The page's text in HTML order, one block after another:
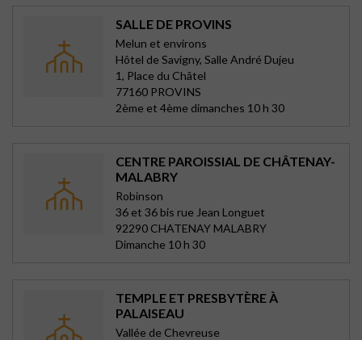
SALLE DE PROVINS
Melun et environs
Hôtel de Savigny, Salle André Dujeu
1, Place du Châtel
77160 PROVINS
2ème et 4ème dimanches 10 h 30
CENTRE PAROISSIAL DE CHÂTENAY-
MALABRY
Robinson
36 et 36 bis rue Jean Longuet
92290 CHATENAY MALABRY
Dimanche 10 h 30
TEMPLE ET PRESBYTÈRE À
PALAISEAU
Vallée de Chevreuse